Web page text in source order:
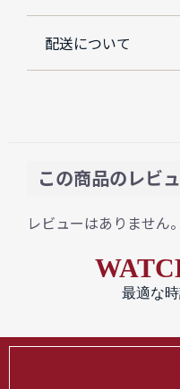
配送について
この商品のレビ
レビューはありません。
最適な